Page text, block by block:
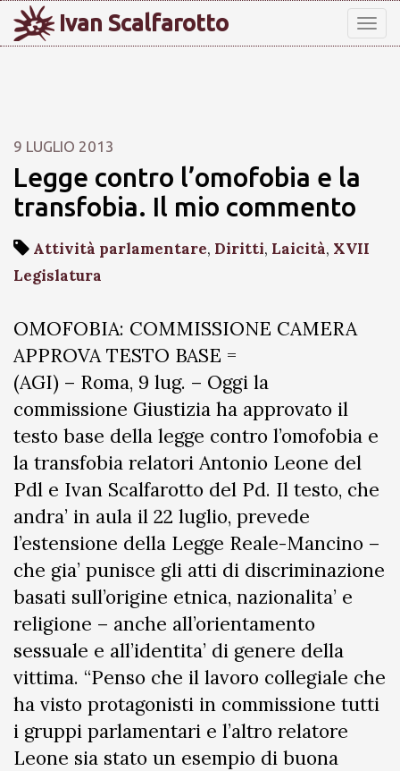
Ivan Scalfarotto
9 LUGLIO 2013
Legge contro l’omofobia e la
transfobia. Il mio commento
Attività parlamentare, Diritti, Laicità, XVII
Legislatura
OMOFOBIA: COMMISSIONE CAMERA
APPROVA TESTO BASE =
(AGI) – Roma, 9 lug. – Oggi la
commissione Giustizia ha approvato il
testo base della legge contro l’omofobia e
la transfobia relatori Antonio Leone del
Pdl e Ivan Scalfarotto del Pd. Il testo, che
andra’ in aula il 22 luglio, prevede
l’estensione della Legge Reale-Mancino –
che gia’ punisce gli atti di discriminazione
basati sull’origine etnica, nazionalita’ e
religione – anche all’orientamento
sessuale e all’identita’ di genere della
vittima. “Penso che il lavoro collegiale che
ha visto protagonisti in commissione tutti
i gruppi parlamentari e l’altro relatore
Leone sia stato un esempio di buona